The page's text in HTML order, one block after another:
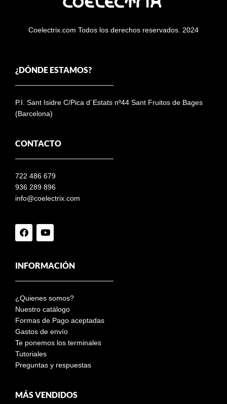
Coelectrix.com Todos los derechos reservados. 2024
¿DÓNDE ESTAMOS?
P.I. Sant Isidre C/Pica d´Estats nº44 Sant Fruitos de Bages
(Barcelona)
CONTACTO
722 486 679
936 289 896
info@coelectrix.com
INFORMACIÓN
¿Quienes somos?
Nuestro catálogo
Formas de Pago aceptadas
Gastos de envío
Te ponemos los terminales
Tutoriales
Preguntas y respuestas
MÁS VENDIDOS